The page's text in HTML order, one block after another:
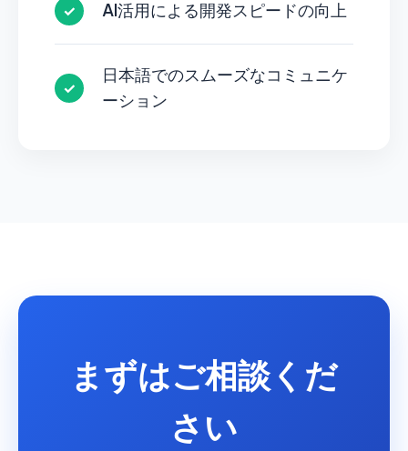
✓ AI活用による開発スピードの向上
✓
日本語でのスムーズなコミュニケ
ーション
まずはご相談くだ
さい